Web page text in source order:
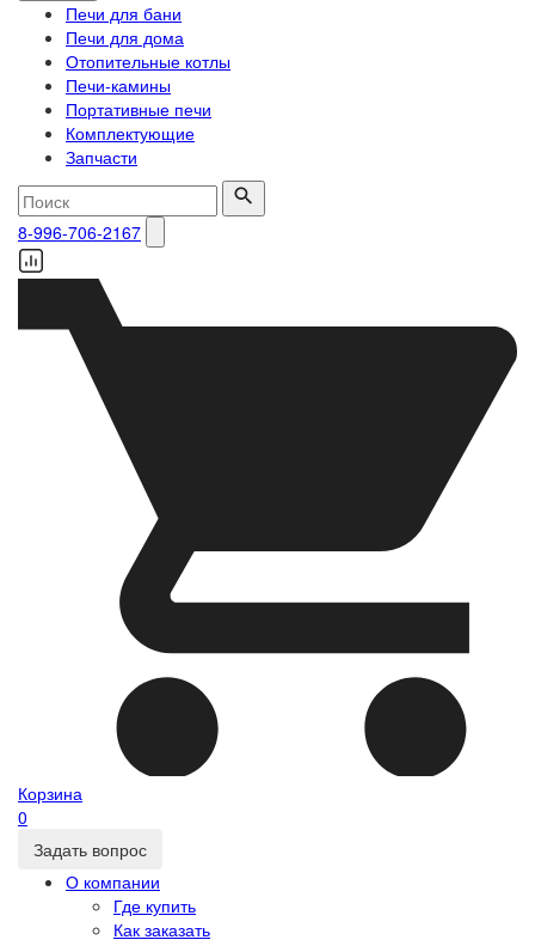
Печи для бани
Печи для дома
Отопительные котлы
Печи-камины
Портативные печи
Комплектующие
Запчасти
8-996-706-2167
Корзина
0
Задать вопрос
О компании
Где купить
Как заказать